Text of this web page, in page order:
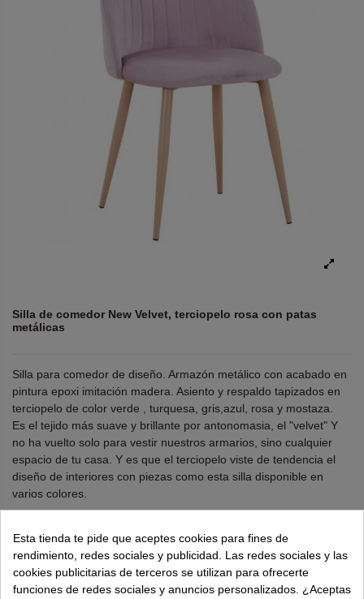
Silla de comedor New Velvet, terciopelo rosa con patas
metálicas
Silla para comedor de diseño. Armazón metálico con acabado en
pintura epoxi imitación madera. Asiento y respaldo tapizados en
terciopelo de color verde , turquesa, gris,azul, rosa y mostaza.
Es el tejido más suave y brillante por antonomasia, el "velvet" Y
no ha vuelto solo para vestir nuestros armarios, sino cualquier
espacio de tu casa. Y es que el terciopelo viste de tendencia el
diseño de interiores con piezas como esta silla disponible en
varios colores.
Altura suelo al asiento : 48 cms
¿Necesitas ayuda?tel. 638 524 811o962 881 077
Esta tienda te pide que aceptes cookies para fines de
rendimiento, redes sociales y publicidad. Las redes sociales y las
cookies publicitarias de terceros se utilizan para ofrecerte
funciones de redes sociales y anuncios personalizados. ¿Aceptas